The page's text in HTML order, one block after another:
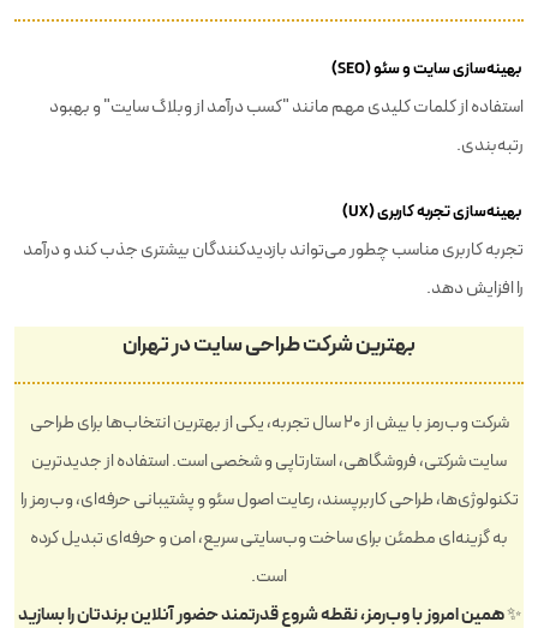
بهینه‌سازی سایت و سئو (SEO)
استفاده از کلمات کلیدی مهم مانند "کسب درآمد از وبلاگ سایت" و بهبود
رتبه‌بندی.
بهینه‌سازی تجربه کاربری (UX)
تجربه کاربری مناسب چطور می‌تواند بازدیدکنندگان بیشتری جذب کند و درآمد
را افزایش دهد.
بهترین شرکت طراحی سایت در تهران
شرکت وب‌رمز با بیش از ۲۰ سال تجربه، یکی از بهترین انتخاب‌ها برای طراحی
سایت شرکتی، فروشگاهی، استارتاپی و شخصی است. استفاده از جدیدترین
تکنولوژی‌ها، طراحی کاربرپسند، رعایت اصول سئو و پشتیبانی حرفه‌ای، وب‌رمز را
به گزینه‌ای مطمئن برای ساخت وب‌سایتی سریع، امن و حرفه‌ای تبدیل کرده
است.
✨ همین امروز با وب‌رمز، نقطه شروع قدرتمند حضور آنلاین برندتان را بسازید